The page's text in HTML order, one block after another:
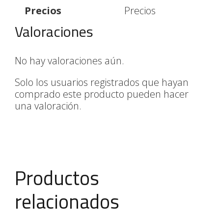
Precios
Precios
Valoraciones
No hay valoraciones aún.
Solo los usuarios registrados que hayan
comprado este producto pueden hacer
una valoración.
Productos
relacionados